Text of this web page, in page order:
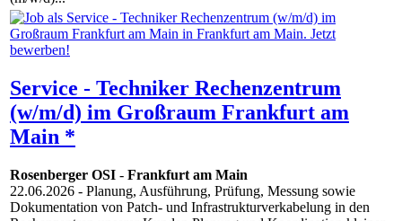
Service - Techniker Rechenzentrum
(w/m/d) im Großraum Frankfurt am
Main *
Rosenberger OSI - Frankfurt am Main
22.06.2026 - Planung, Ausführung, Prüfung, Messung sowie
Dokumentation von Patch- und Infrastrukturverkabelung in den